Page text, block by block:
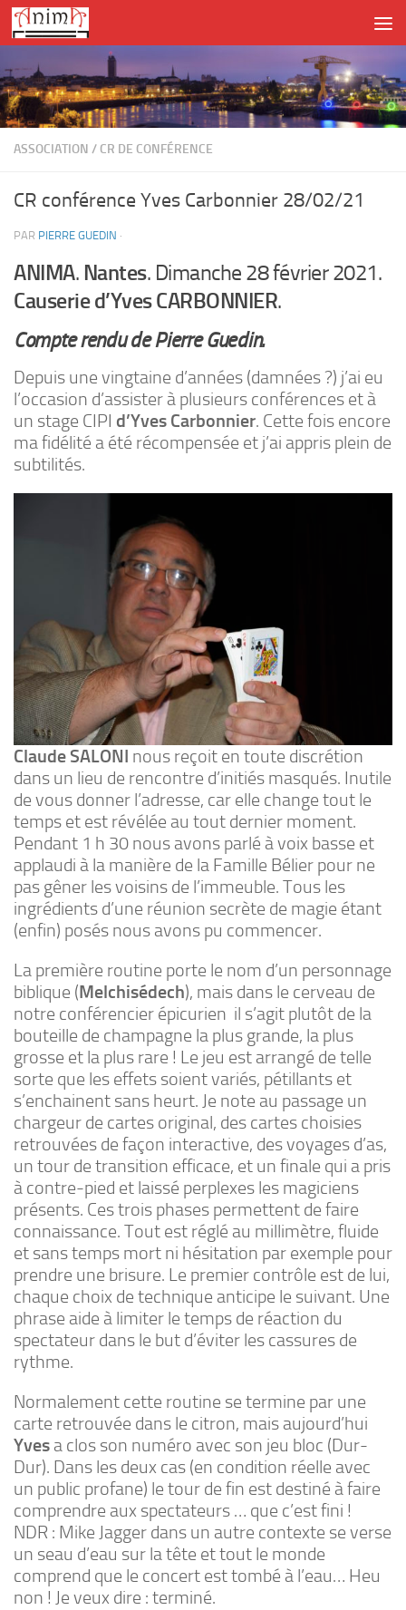
Skip to content
ASSOCIATION / CR DE CONFÉRENCE
CR conférence Yves Carbonnier 28/02/21
PAR PIERRE GUEDIN ·
ANIMA. Nantes. Dimanche 28 février 2021.
Causerie d’Yves CARBONNIER.
Compte rendu de Pierre Guedin.
Depuis une vingtaine d’années (damnées ?) j’ai eu
l’occasion d’assister à plusieurs conférences et à
un stage CIPI d’Yves Carbonnier. Cette fois encore
ma fidélité a été récompensée et j’ai appris plein de
subtilités.
Claude SALONI nous reçoit en toute discrétion
dans un lieu de rencontre d’initiés masqués. Inutile
de vous donner l’adresse, car elle change tout le
temps et est révélée au tout dernier moment.
Pendant 1 h 30 nous avons parlé à voix basse et
applaudi à la manière de la Famille Bélier pour ne
pas gêner les voisins de l’immeuble. Tous les
ingrédients d’une réunion secrète de magie étant
(enfin) posés nous avons pu commencer.
La première routine porte le nom d’un personnage
biblique (Melchisédech), mais dans le cerveau de
notre conférencier épicurien il s’agit plutôt de la
bouteille de champagne la plus grande, la plus
grosse et la plus rare ! Le jeu est arrangé de telle
sorte que les effets soient variés, pétillants et
s’enchainent sans heurt. Je note au passage un
chargeur de cartes original, des cartes choisies
retrouvées de façon interactive, des voyages d’as,
un tour de transition efficace, et un finale qui a pris
à contre-pied et laissé perplexes les magiciens
présents. Ces trois phases permettent de faire
connaissance. Tout est réglé au millimètre, fluide
et sans temps mort ni hésitation par exemple pour
prendre une brisure. Le premier contrôle est de lui,
chaque choix de technique anticipe le suivant. Une
phrase aide à limiter le temps de réaction du
spectateur dans le but d’éviter les cassures de
rythme.
Normalement cette routine se termine par une
carte retrouvée dans le citron, mais aujourd’hui
Yves a clos son numéro avec son jeu bloc (Dur-
Dur). Dans les deux cas (en condition réelle avec
un public profane) le tour de fin est destiné à faire
comprendre aux spectateurs … que c’est fini !
NDR : Mike Jagger dans un autre contexte se verse
un seau d’eau sur la tête et tout le monde
comprend que le concert est tombé à l’eau… Heu
non ! Je veux dire : terminé.